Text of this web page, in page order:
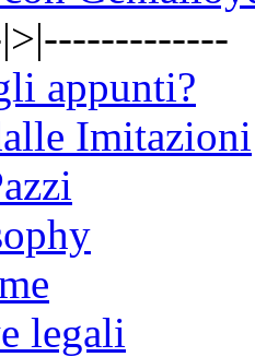
appunti?
Imitazioni
legali